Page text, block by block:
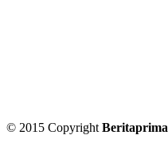
© 2015 Copyright Beritaprima